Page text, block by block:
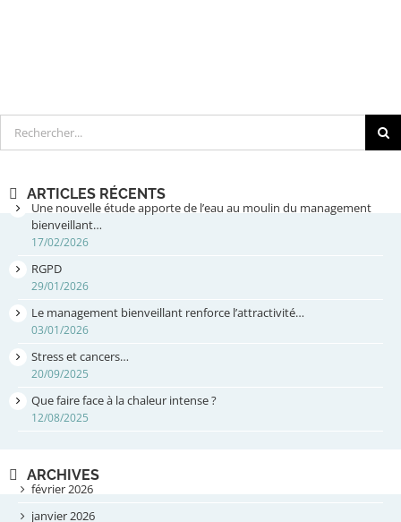
Rechercher
ARTICLES RÉCENTS
Une nouvelle étude apporte de l’eau au moulin du management
bienveillant…
17/02/2026
RGPD
29/01/2026
Le management bienveillant renforce l’attractivité…
03/01/2026
Stress et cancers…
20/09/2025
Que faire face à la chaleur intense ?
12/08/2025
ARCHIVES
février 2026
janvier 2026